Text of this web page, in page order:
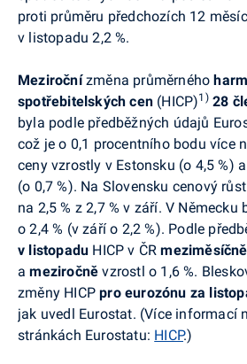
proti průměru předchozích 12
v listopadu 2,2 %.
Meziročnízměna průměrného
spotřebitelských cen (HICP)1) 28
byla podle předběžných údajů
což je o 0,1 procentního bodu více
ceny vzrostly v Estonsku (o 4,5 %)
(o 0,7 %). Na Slovensku cenový
na 2,5 % z 2,7 % v září. V Německu
o 2,4 % (v září o 2,2 %). Podle
v listopadu HICP v ČR meziměsíčně
ameziročněvzrostl o 1,6 %.
změny HICPproeurozónu za
jak uvedl Eurostat. (Více informací
stránkách Eurostatu: HICP.)